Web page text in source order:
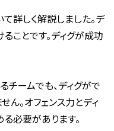
詳しく解説しました。デ
ことです。ディグが成功
チームでも、ディグがで
ん。オフェンス力とディ
必要があります。